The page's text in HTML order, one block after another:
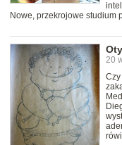
Nowe, przekrojowe studium
20
Czy